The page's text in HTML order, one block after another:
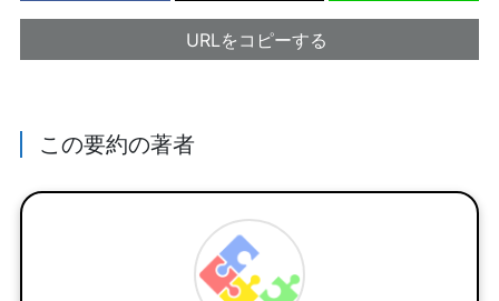
URLをコピーする
この要約の著者